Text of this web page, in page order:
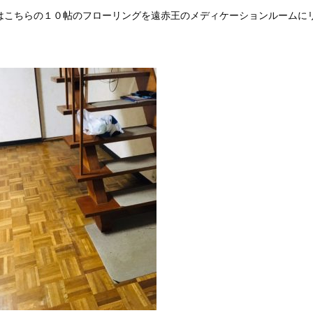
こちらの１０帖のフローリングを遠赤王のメディケーションルームに